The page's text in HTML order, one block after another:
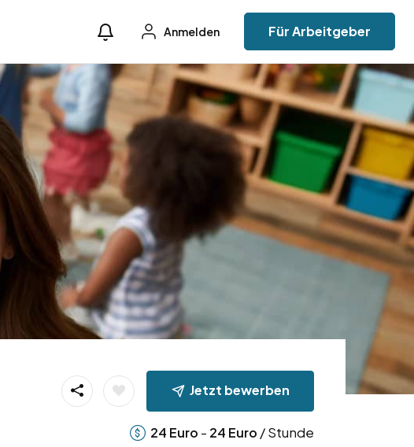
Anmelden Für Arbeitgeber
Jetzt bewerben
24 Euro - 24 Euro / Stunde